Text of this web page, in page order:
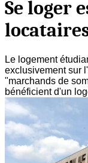
Se loger
Le logement
exclusivement sur
"marchands de
bénéficient d'un